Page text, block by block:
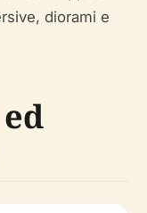
diorami e